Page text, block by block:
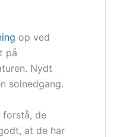
op ved
på
Nydt
solnedgang.
forstå, de
at de har